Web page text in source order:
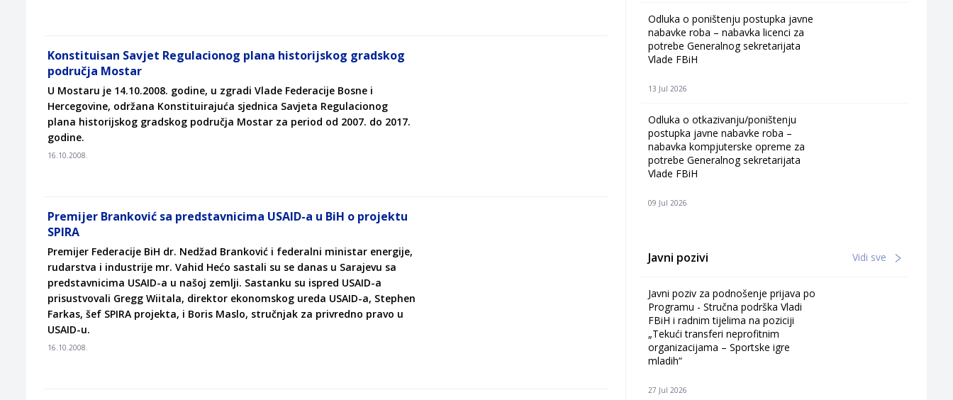
Konstituisan Savjet Regulacionog plana historijskog gradskog
područja Mostar
U Mostaru je 14.10.2008. godine, u zgradi Vlade Federacije Bosne i
Hercegovine, održana Konstituirajuća sjednica Savjeta Regulacionog
plana historijskog gradskog područja Mostar za period od 2007. do 2017.
godine.
16.10.2008.
Premijer Branković sa predstavnicima USAID-a u BiH o projektu
SPIRA
Premijer Federacije BiH dr. Nedžad Branković i federalni ministar energije,
rudarstva i industrije mr. Vahid Hećo sastali su se danas u Sarajevu sa
predstavnicima USAID-a u našoj zemlji. Sastanku su ispred USAID-a
prisustvovali Gregg Wiitala, direktor ekonomskog ureda USAID-a, Stephen
Farkas, šef SPIRA projekta, i Boris Maslo, stručnjak za privredno pravo u
USAID-u.
16.10.2008.
Odluka o poništenju postupka javne
nabavke roba – nabavka licenci za
potrebe Generalnog sekretarijata
Vlade FBiH
13 Jul 2026
Odluka o otkazivanju/poništenju
postupka javne nabavke roba –
nabavka kompjuterske opreme za
potrebe Generalnog sekretarijata
Vlade FBiH
09 Jul 2026
Javni pozivi Vidi sve
Javni poziv za podnošenje prijava po
Programu - Stručna podrška Vladi
FBiH i radnim tijelima na poziciji
„Tekući transferi neprofitnim
organizacijama – Sportske igre
mladih“
27 Jul 2026